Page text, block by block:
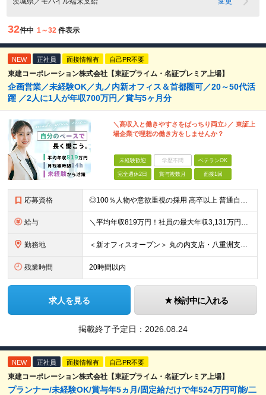
32件中 1～32 件表示
NEW 正社員 面接情報有 自己PR不要
東建コーポレーション株式会社【東証プライム・名証プレミア上場】
企画営業／未経験OK／丸ノ内新オフィス＆首都圏可／20～50代活
躍 ／2人に1人が年収700万円／賞与5ヶ月分
＼高収入と働きやすさをばっちり両立♪／ 東証上
場企業で理想の働き方をしませんか？
未経験歓迎 学歴不問 ベテランOK
完全週休2日 賞与複数月 面接1回
応募資格 ◎100％人物や意欲重視の採用 高卒以上 普通自動車第一種運転免許取得者（AT限定可） ★職歴は全く問いません！ 前向きにコツコツと向き合える方であれば結果がついてくるお仕事です。 現職・無職、正社
給与 ＼平均年収819万円！社員の最大年収3,131万円／ ＼2人に1人が年収700万円以上／ ＼5人に1人が年収1,000万円以上！／ 固定給だけで、年収524万円も可能！ インセンティブだけでなく固定給
勤務地 ＜新オフィスオープン＞ 丸の内支店・八重洲支店 東京都千代田区丸の内1丁目9-1 グラントウキョウノースタワーオフィス40階（東京ヘッドオフィス内） ★東京駅直結の新オフィスで雨にも濡れずに通勤♪
残業時間 20時間以内
求人を見る 検討中に入れる
掲載終了予定日： 2026.08.24
NEW 正社員 面接情報有 自己PR不要
東建コーポレーション株式会社【東証プライム・名証プレミア上場】
プランナー/未経験OK/賞与年5ヵ月/固定給だけで年524万円可能/二